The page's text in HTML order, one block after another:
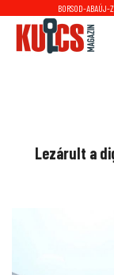
BORSOD-ABAÚJ-
Lezárult a